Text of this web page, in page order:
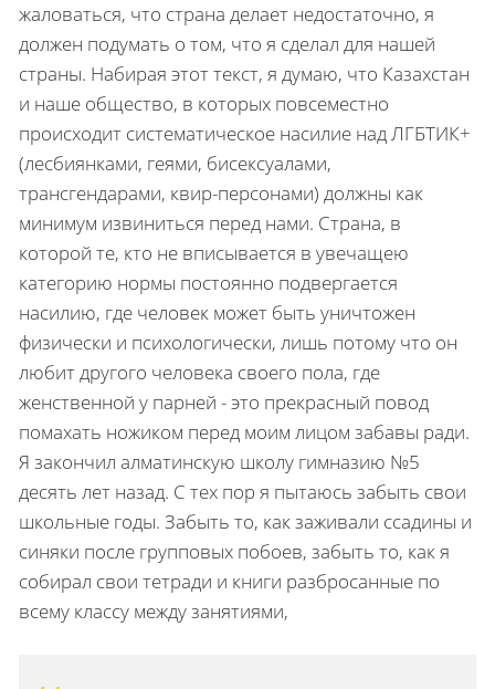
жаловаться, что страна делает недостаточно, я
должен подумать о том, что я сделал для нашей
страны. Набирая этот текст, я думаю, что Казахстан
и наше общество, в которых повсеместно
происходит систематическое насилие над ЛГБТИК+
(лесбиянками, геями, бисексуалами,
трансгендарами, квир-персонами) должны как
минимум извиниться перед нами. Страна, в
которой те, кто не вписывается в увечащею
категорию нормы постоянно подвергается
насилию, где человек может быть уничтожен
физически и психологически, лишь потому что он
любит другого человека своего пола, где
женственной у парней - это прекрасный повод
помахать ножиком перед моим лицом забавы ради.
Я закончил алматинскую школу гимназию №5
десять лет назад. С тех пор я пытаюсь забыть свои
школьные годы. Забыть то, как заживали ссадины и
синяки после групповых побоев, забыть то, как я
собирал свои тетради и книги разбросанные по
всему классу между занятиями,